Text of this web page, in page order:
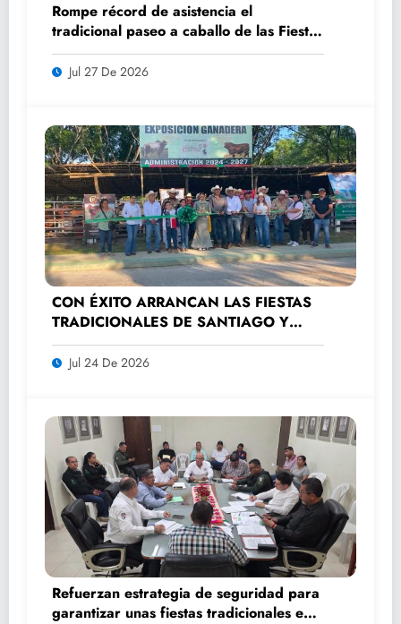
Rompe récord de asistencia el
tradicional paseo a caballo de las Fiestas
de Santiago y Santa Ana
Jul 27 De 2026
CON ÉXITO ARRANCAN LAS FIESTAS
TRADICIONALES DE SANTIAGO Y
SANTA ANA 2026
Jul 24 De 2026
Refuerzan estrategia de seguridad para
garantizar unas fiestas tradicionales en